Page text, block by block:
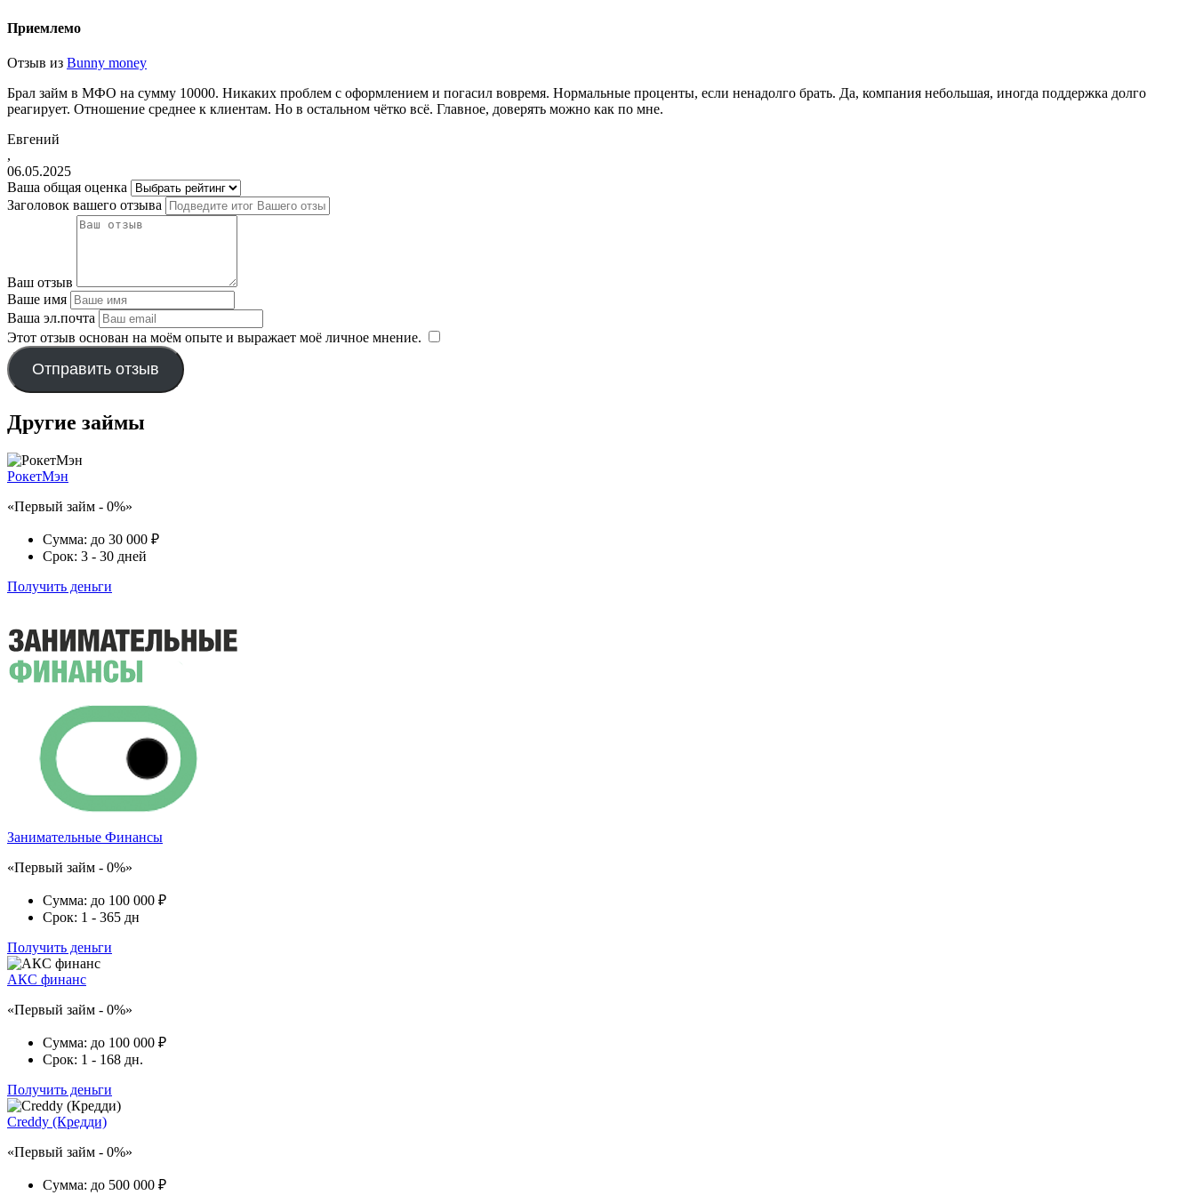
Приемлемо
Отзыв из Bunny money
Брал займ в МФО на сумму 10000. Никаких проблем с оформлением и погасил вовремя. Нормальные проценты, если ненадолго брать. Да, компания небольшая, иногда поддержка долго
реагирует. Отношение среднее к клиентам. Но в остальном чётко всё. Главное, доверять можно как по мне.
Евгений
,
06.05.2025
Ваша общая оценка
Заголовок вашего отзыва
Ваш отзыв
Ваше имя
Ваша эл.почта
Этот отзыв основан на моём опыте и выражает моё личное мнение.
Отправить отзыв
Другие займы
РокетМэн
«Первый займ - 0%»
Сумма: до 30 000 ₽
Срок: 3 - 30 дней
Получить деньги
Занимательные Финансы
«Первый займ - 0%»
Сумма: до 100 000 ₽
Срок: 1 - 365 дн
Получить деньги
АКС финанс
«Первый займ - 0%»
Сумма: до 100 000 ₽
Срок: 1 - 168 дн.
Получить деньги
Creddy (Кредди)
«Первый займ - 0%»
Сумма: до 500 000 ₽